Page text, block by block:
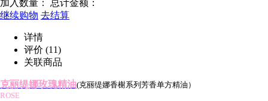
加入数量： 总计金额：
继续购物 去结算
详情
评价 (11)
关联商品
克丽缇娜玫瑰精油(克丽缇娜香榭系列芳香单方精油）
ROSE